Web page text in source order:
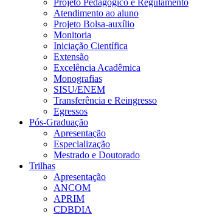
Atendimento ao aluno
Projeto Bolsa-auxílio
Monitoria
Iniciação Científica
Extensão
Excelência Acadêmica
Monografias
SISU/ENEM
Transferência e Reingresso
Egressos
Pós-Graduação
Apresentação
Especialização
Mestrado e Doutorado
Trilhas
Apresentação
ANCOM
APRIM
CDBDIA